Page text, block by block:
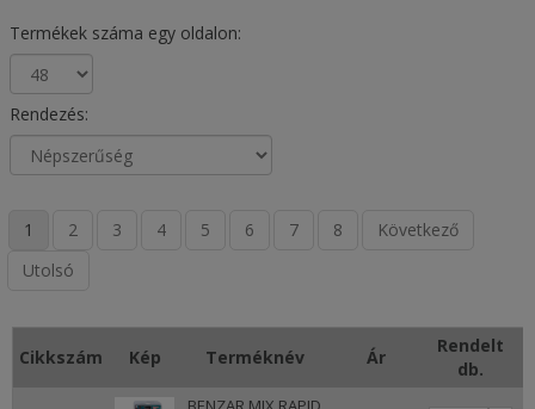
Termékek száma egy oldalon:
Rendezés:
1 2 3 4 5 6 7 8
Következő
Utolsó
Cikkszám Kép Terméknév Ár
Rendelt
db.